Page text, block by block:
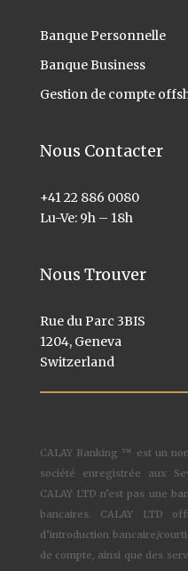
Banque Personnelle
Banque Business
Gestion de compte
Nous Contacter
+41 22 886 0080
Lu-Ve: 9h – 18h
Nous Trouver
Rue du Parc 3BIS
1204, Geneva
Switzerland
CALAY Banking ™ est un
société enregistrée aux
CALAY LTD n’est pas une
bancaires. CALAY LTD
d’introduction bancaire/
de compte, ainsi que des